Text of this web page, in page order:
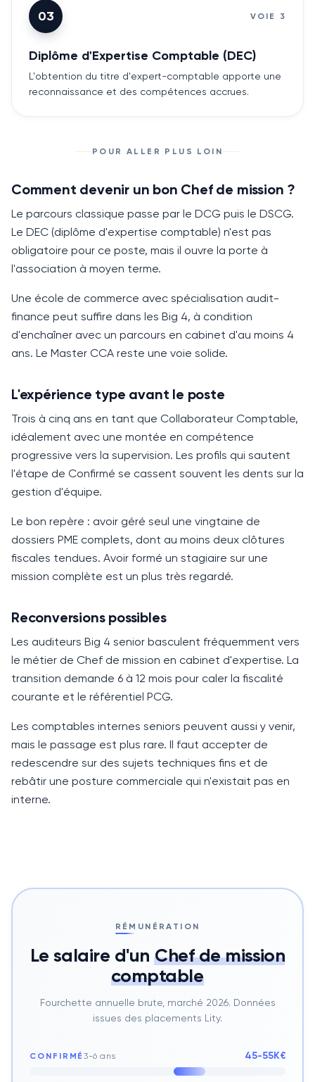
03 VOIE 3
Diplôme d'Expertise Comptable (DEC)
L'obtention du titre d'expert-comptable apporte une
reconnaissance et des compétences accrues.
POUR ALLER PLUS LOIN
Comment devenir un bon Chef de mission ?
Le parcours classique passe par le DCG puis le DSCG.
Le DEC (diplôme d'expertise comptable) n'est pas
obligatoire pour ce poste, mais il ouvre la porte à
l'association à moyen terme.
Une école de commerce avec spécialisation audit-
finance peut suffire dans les Big 4, à condition
d'enchaîner avec un parcours en cabinet d'au moins 4
ans. Le Master CCA reste une voie solide.
L'expérience type avant le poste
Trois à cinq ans en tant que Collaborateur Comptable,
idéalement avec une montée en compétence
progressive vers la supervision. Les profils qui sautent
l'étape de Confirmé se cassent souvent les dents sur la
gestion d'équipe.
Le bon repère : avoir géré seul une vingtaine de
dossiers PME complets, dont au moins deux clôtures
fiscales tendues. Avoir formé un stagiaire sur une
mission complète est un plus très regardé.
Reconversions possibles
Les auditeurs Big 4 senior basculent fréquemment vers
le métier de Chef de mission en cabinet d'expertise. La
transition demande 6 à 12 mois pour caler la fiscalité
courante et le référentiel PCG.
Les comptables internes seniors peuvent aussi y venir,
mais le passage est plus rare. Il faut accepter de
redescendre sur des sujets techniques fins et de
rebâtir une posture commerciale qui n'existait pas en
interne.
RÉMUNÉRATION
Le salaire d'unChef de mission
comptable
Fourchette annuelle brute, marché 2026. Données
issues des placements Lity.
CONFIRMÉ3-6 ans 45-55K€